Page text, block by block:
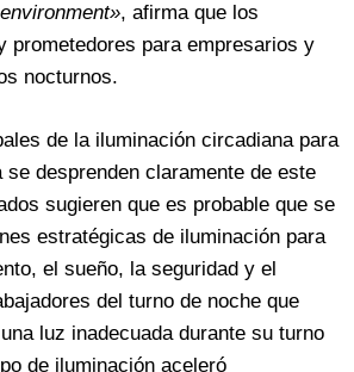
, afirma que los
prometedores para empresarios y
nocturnos.
de la iluminación circadiana para
desprenden claramente de este
sugieren que es probable que se
estratégicas de iluminación para
el sueño, la seguridad y el
del turno de noche que
luz inadecuada durante su turno
de iluminación aceleró